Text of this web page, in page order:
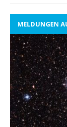
MELDUNGEN